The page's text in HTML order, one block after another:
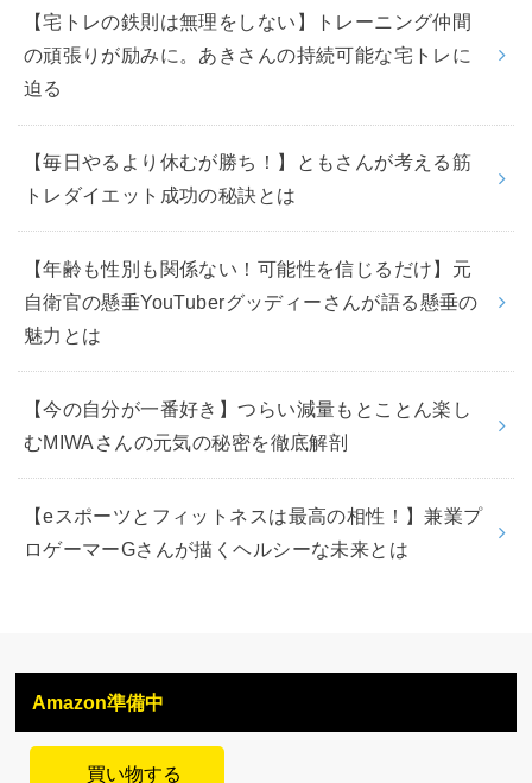
【宅トレの鉄則は無理をしない】トレーニング仲間
の頑張りが励みに。あきさんの持続可能な宅トレに
迫る
【毎日やるより休むが勝ち！】ともさんが考える筋
トレダイエット成功の秘訣とは
【年齢も性別も関係ない！可能性を信じるだけ】元
自衛官の懸垂YouTuberグッディーさんが語る懸垂の
魅力とは
【今の自分が一番好き】つらい減量もとことん楽し
むMIWAさんの元気の秘密を徹底解剖
【eスポーツとフィットネスは最高の相性！】兼業プ
ロゲーマーGさんが描くヘルシーな未来とは
Amazon準備中
買い物する